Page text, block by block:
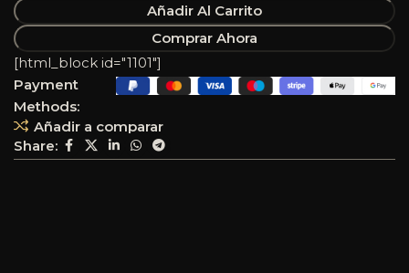
Añadir Al Carrito
Comprar Ahora
Añadir a comparar
Share:
[html_block id="1101"]
Payment
Methods: